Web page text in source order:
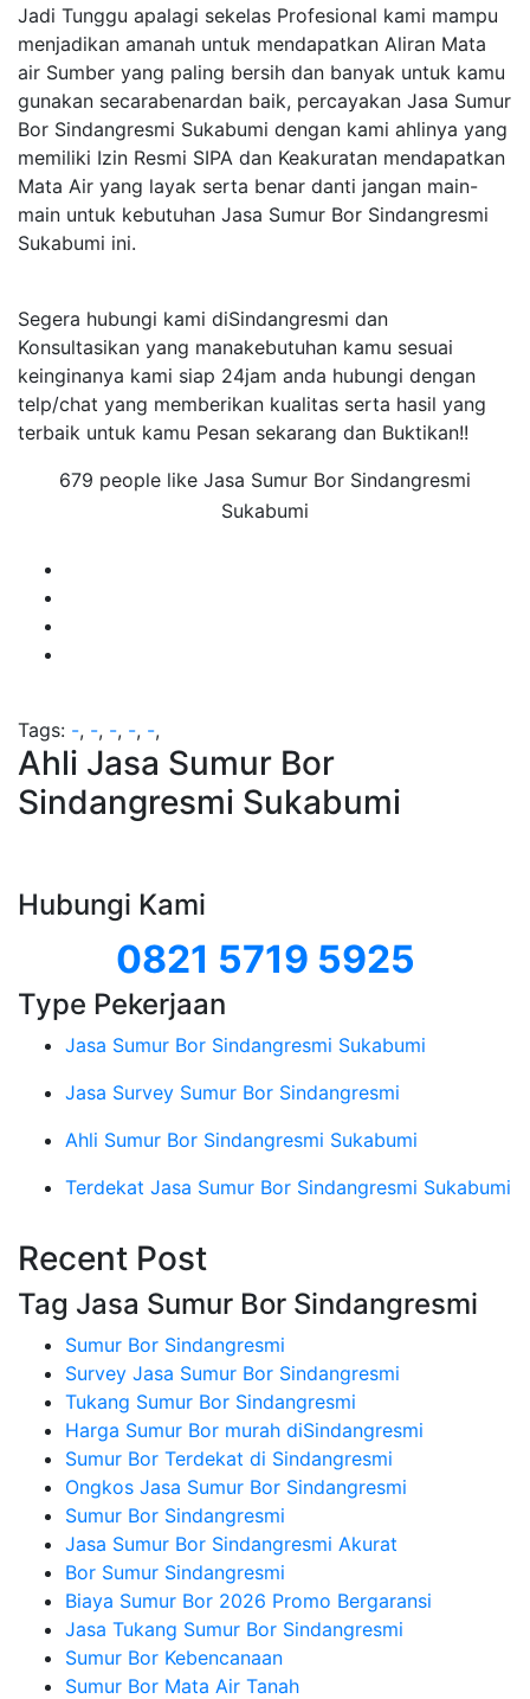
Jadi Tunggu apalagi sekelas Profesional kami mampu
menjadikan amanah untuk mendapatkan Aliran Mata
air Sumber yang paling bersih dan banyak untuk kamu
gunakan secarabenardan baik, percayakan Jasa Sumur
Bor Sindangresmi Sukabumi dengan kami ahlinya yang
memiliki Izin Resmi SIPA dan Keakuratan mendapatkan
Mata Air yang layak serta benar danti jangan main-
main untuk kebutuhan Jasa Sumur Bor Sindangresmi
Sukabumi ini.
Segera hubungi kami diSindangresmi dan
Konsultasikan yang manakebutuhan kamu sesuai
keinginanya kami siap 24jam anda hubungi dengan
telp/chat yang memberikan kualitas serta hasil yang
terbaik untuk kamu Pesan sekarang dan Buktikan!!
679 people like Jasa Sumur Bor Sindangresmi
Sukabumi
Tags: -, -, -, -, -,
Ahli Jasa Sumur Bor
Sindangresmi Sukabumi
Hubungi Kami
0821 5719 5925
Type Pekerjaan
Jasa Sumur Bor Sindangresmi Sukabumi
Jasa Survey Sumur Bor Sindangresmi
Ahli Sumur Bor Sindangresmi Sukabumi
Terdekat Jasa Sumur Bor Sindangresmi Sukabumi
Recent Post
Tag Jasa Sumur Bor Sindangresmi
Sumur Bor Sindangresmi
Survey Jasa Sumur Bor Sindangresmi
Tukang Sumur Bor Sindangresmi
Harga Sumur Bor murah diSindangresmi
Sumur Bor Terdekat di Sindangresmi
Ongkos Jasa Sumur Bor Sindangresmi
Sumur Bor Sindangresmi
Jasa Sumur Bor Sindangresmi Akurat
Bor Sumur Sindangresmi
Biaya Sumur Bor 2026 Promo Bergaransi
Jasa Tukang Sumur Bor Sindangresmi
Sumur Bor Kebencanaan
Sumur Bor Mata Air Tanah